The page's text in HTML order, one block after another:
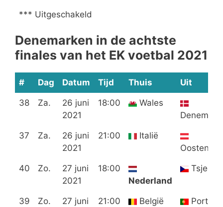
*** Uitgeschakeld
Denemarken in de achtste
finales van het EK voetbal 2021
# Dag Datum Tijd Thuis Uit
38 Za.
26 juni
2021
18:00
Wales
37 Za.
26 juni
2021
21:00
Italië
Oostenrijk
40 Zo.
27 juni
2021
18:00
Nederland
39 Zo.
27 juni
21:00 België